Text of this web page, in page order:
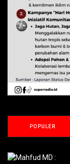
POPULER